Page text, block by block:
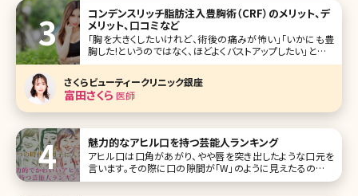
コンデンスリッチ脂肪注入豊胸術（CRF）のメリット、デ
メリット、口コミなど
「胸を大きくしたいけれど、術後の痛みが怖い」「いかにも豊
胸した!というのではなく、ほどよくバストアップしたい」という
人から注目を集めているのが、コンデンスリッチ豊胸術です。
見た目や手触りが自然、ダウンタイムが短いなど、さまざまな
メリットがあると言われているコンデンスリッチ豊胸がどんな
方法なのか、デメ
さくらビューティークリニック銀座
富田さくら 医師
魅力的なアヒル口を持つ芸能人ランキング
アヒル口は口角があがり、やや唇を突き出したような口元を
言います。その際に口の隙間が「W」のように見えたるのがも
っとも良いとされます。 かねてからアヒル口は女性の間で流